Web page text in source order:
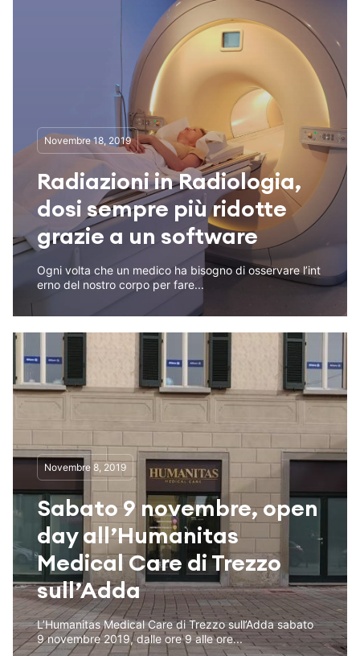
Novembre 18, 2019
Radiazioni in Radiologia,
dosi sempre più ridotte
grazie a un software
Ogni volta che un medico ha bisogno di osservare l’int
erno del nostro corpo per fare...
Novembre 8, 2019
Sabato 9 novembre, open
day all’Humanitas
Medical Care di Trezzo
sull’Adda
L’Humanitas Medical Care di Trezzo sull’Adda sabato
9 novembre 2019, dalle ore 9 alle ore...